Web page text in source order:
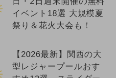
イベント18選 大規模夏
祭り＆花火大会も！
【2026最新】関西の大
型レジャープールおす